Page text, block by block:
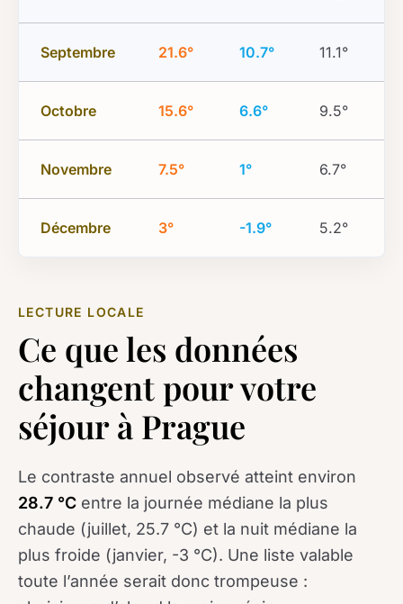
Septembre 21.6° 10.7° 11.1°
Octobre 15.6° 6.6° 9.5°
Novembre 7.5° 1° 6.7°
Décembre 3° -1.9° 5.2°
LECTURE LOCALE
Ce que les données
changent pour votre
séjour à Prague
Le contraste annuel observé atteint environ
28.7 °C entre la journée médiane la plus
chaude (juillet, 25.7 °C) et la nuit médiane la
plus froide (janvier, -3 °C). Une liste valable
toute l’année serait donc trompeuse :